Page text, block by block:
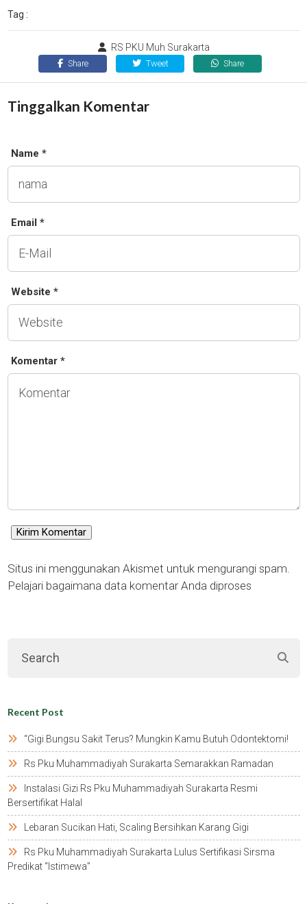
Tag :
RS PKU Muh Surakarta
Share Tweet Share
Tinggalkan Komentar
Name *
Email *
Website *
Komentar *
Situs ini menggunakan Akismet untuk mengurangi spam.
Pelajari bagaimana data komentar Anda diproses
Recent Post
“gigi Bungsu Sakit Terus? Mungkin Kamu Butuh Odontektomi!
Rs Pku Muhammadiyah Surakarta Semarakkan Ramadan
Instalasi Gizi Rs Pku Muhammadiyah Surakarta Resmi
Bersertifikat Halal
Lebaran Sucikan Hati, Scaling Bersihkan Karang Gigi
Rs Pku Muhammadiyah Surakarta Lulus Sertifikasi Sirsma
Predikat “istimewa”